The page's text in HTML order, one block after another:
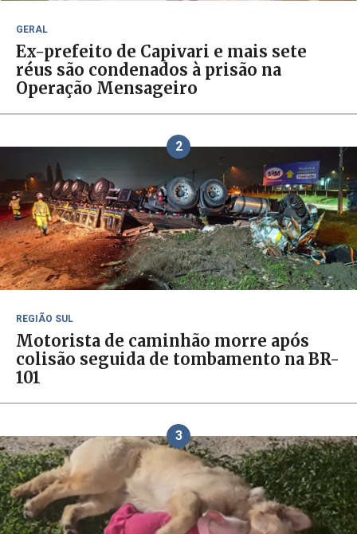
GERAL
Ex-prefeito de Capivari e mais sete
réus são condenados à prisão na
Operação Mensageiro
2
REGIÃO SUL
Motorista de caminhão morre após
colisão seguida de tombamento na BR-
101
3